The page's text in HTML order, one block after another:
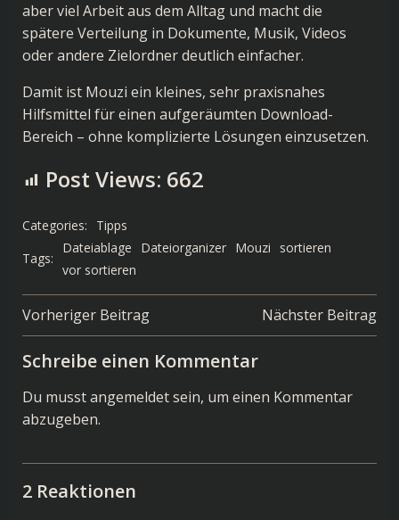
aber viel Arbeit aus dem Alltag und macht die
spätere Verteilung in Dokumente, Musik, Videos
oder andere Zielordner deutlich einfacher.
Damit ist Mouzi ein kleines, sehr praxisnahes
Hilfsmittel für einen aufgeräumten Download-
Bereich – ohne komplizierte Lösungen einzusetzen.
Post Views: 662
Categories:
Tipps
Tags:
Dateiablage Dateiorganizer Mouzi
sortieren
vor sortieren
Post
navigation
Vorheriger Beitrag
Post
navigation
Nächster Beitrag
Schreibe einen Kommentar
Du musstangemeldetsein, um einen Kommentar
abzugeben.
2 Reaktionen